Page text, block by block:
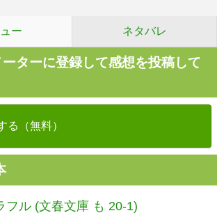
ー ネタバレ
ターに登録して感想を投稿して
る（無料）
フル (文春文庫 も 20-1)